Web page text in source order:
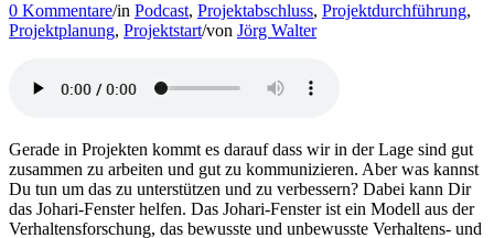
0 Kommentare/in Podcast, Projektabschluss, Projektdurchführung,
Projektplanung, Projektstart/von Jörg Walter
Gerade in Projekten kommt es darauf dass wir in der Lage sind gut
zusammen zu arbeiten und gut zu kommunizieren. Aber was kannst
Du tun um das zu unterstützen und zu verbessern? Dabei kann Dir
das Johari-Fenster helfen. Das Johari-Fenster ist ein Modell aus der
Verhaltensforschung, das bewusste und unbewusste Verhaltens- und